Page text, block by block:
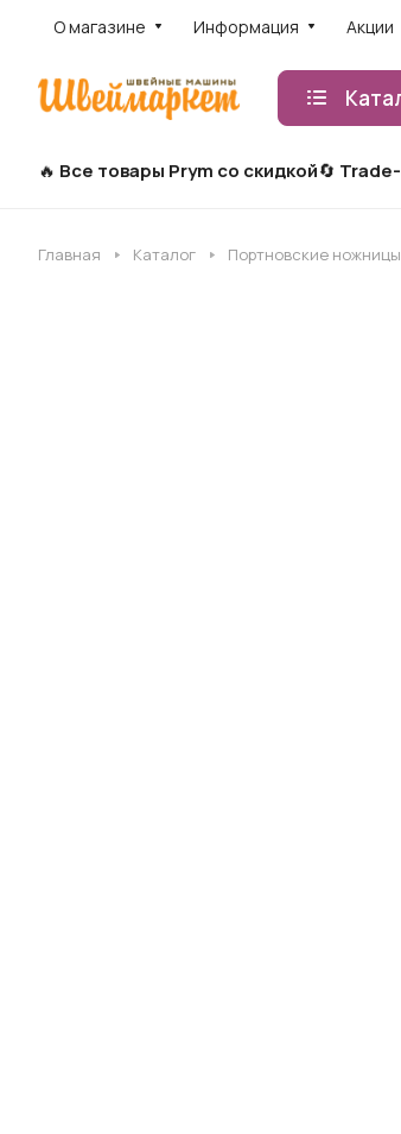
О магазине Информация Акции
Все товары Prym со скидкой
Главная Каталог Портновские ножницы